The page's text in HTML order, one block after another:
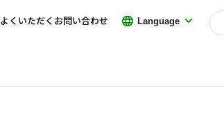
Language
よくいただくお問い合わせ